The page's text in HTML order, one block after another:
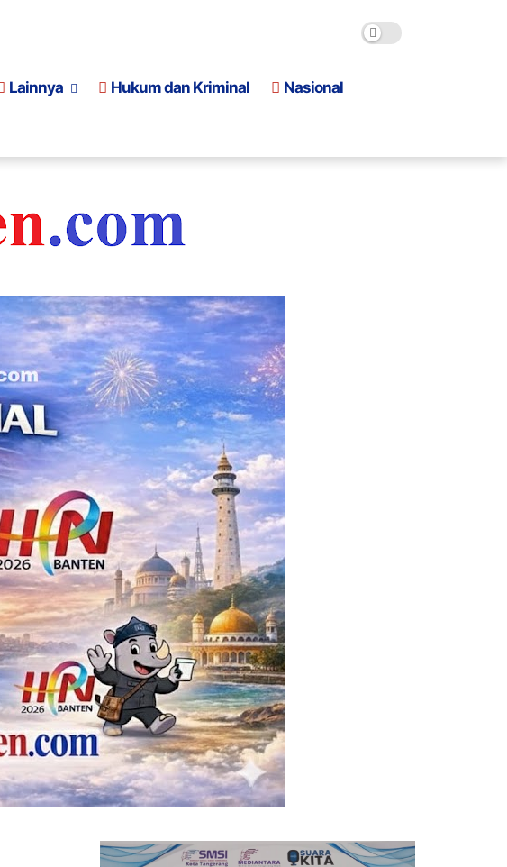
Lainnya Hukum dan Kriminal Nasional